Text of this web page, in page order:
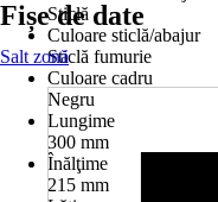
Sticlă
Culoare sticlă/abajur
Sticlă fumurie
Culoare cadru
Negru
Lungime
300 mm
Înălţime
215 mm
Fișe de date
Salt zonă